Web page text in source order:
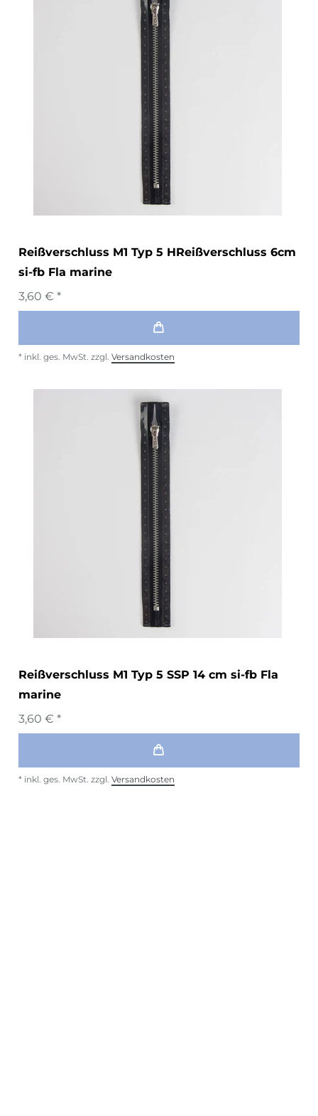
Reißverschluss M1 Typ 5 HReißverschluss 6cm
si-fb Fla marine
3,60 € *
* inkl. ges. MwSt. zzgl. Versandkosten
Reißverschluss M1 Typ 5 SSP 14 cm si-fb Fla
marine
3,60 € *
* inkl. ges. MwSt. zzgl. Versandkosten